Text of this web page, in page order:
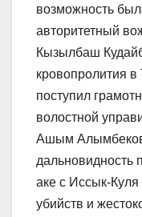
возможность
авторитетный
Кызылбаш
кровопролития
поступил
волостной
Ашым
дальновидность
аке с Иссык-
убийств и